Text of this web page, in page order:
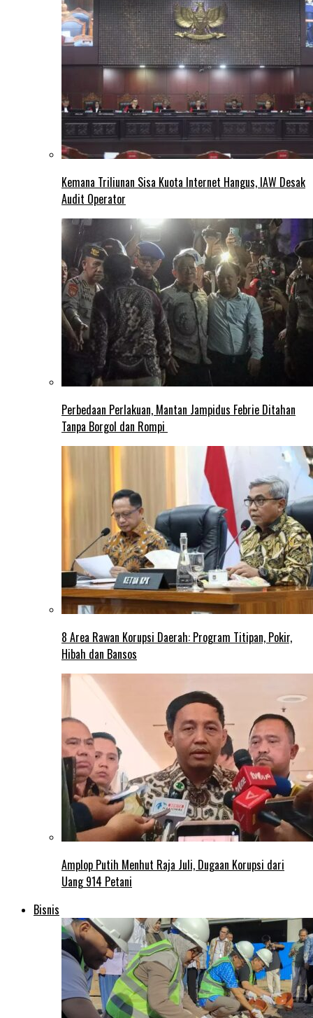
Kemana Triliunan Sisa Kuota Internet Hangus, IAW Desak
Audit Operator
Perbedaan Perlakuan, Mantan Jampidus Febrie Ditahan
Tanpa Borgol dan Rompi
8 Area Rawan Korupsi Daerah: Program Titipan, Pokir,
Hibah dan Bansos
Amplop Putih Menhut Raja Juli, Dugaan Korupsi dari
Uang 914 Petani
Bisnis